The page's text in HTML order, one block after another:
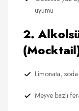
uyumu
2.
Limonata, soda
Meyve bazlı